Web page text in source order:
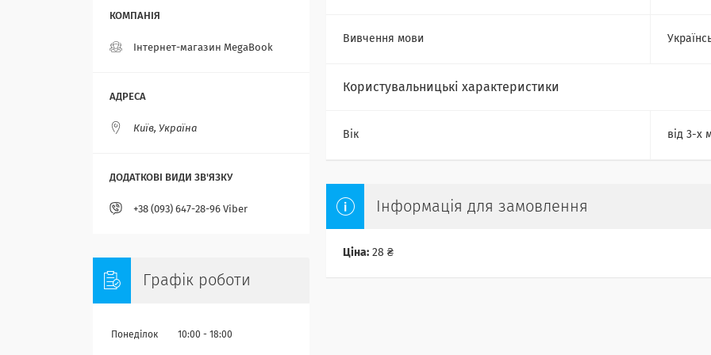
Вивчення мови
Користувальницькі характеристики
Вік від 3-х
Інформація для замовлення
Ціна: 28 ₴
Інтернет-магазин MegaBook
Київ, Україна
+38 (093) 647-28-96 Viber
Графік роботи
Понеділок 10:00 18:00